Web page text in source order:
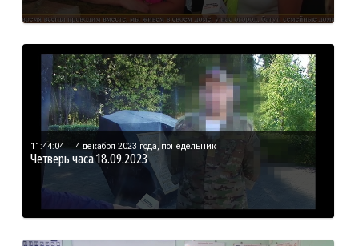
11:44:04 4 декабря 2023 года, понедельник
Четверь часа 18.09.2023